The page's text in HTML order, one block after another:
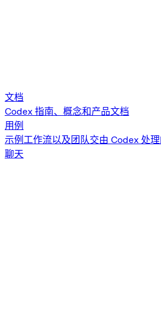
文档
Codex 指南、概念和产品文档
用例
示例工作流以及团队交由 Codex 处
聊天